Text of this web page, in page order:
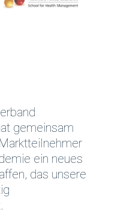
gemeinsam
ein neues
das unsere